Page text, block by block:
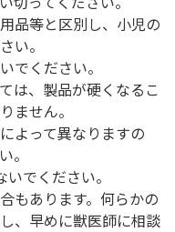
品等と区別し、小児の
い。
でください。
は、製品が硬くなるこ
ません。
よって異なりますの
。
でください。
もあります。何らかの
、早めに獣医師に相談